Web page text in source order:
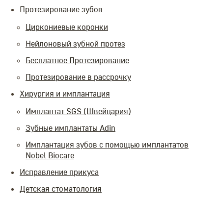
Протезирование зубов
Циркониевые коронки
Нейлоновый зубной протез
Бесплатное Протезирование
Протезирование в рассрочку
Хирургия и имплантация
Имплантат SGS (Швейцария)
Зубные имплантаты Adin
Имплантация зубов с помощью имплантатов
Nobel Biocare
Исправление прикуса
Детская стоматология